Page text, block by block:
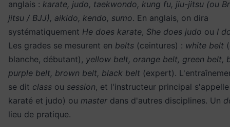
anglais : karate, judo, taekwondo, kung fu, jiu-jitsu (ou
jitsu / BJJ), aikido, kendo, sumo. En anglais, on dira
systématiquement He does karate, She does judo ou I
Les grades se mesurent en belts (ceintures) : white belt
blanche, débutant), yellow belt, orange belt, green belt,
purple belt, brown belt, black belt (expert).
se dit class ou session, et l'instructeur principal
karaté et judo) ou master dans d'autres disciplines. Un
lieu de pratique.